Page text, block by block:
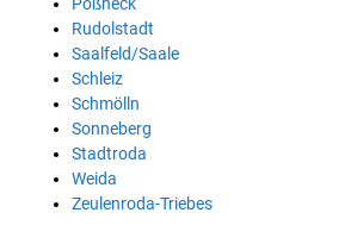
Pößneck
Rudolstadt
Saalfeld/Saale
Schleiz
Schmölln
Sonneberg
Stadtroda
Weida
Zeulenroda-Triebes